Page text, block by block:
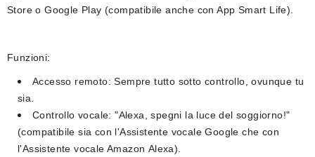
Store o Google Play (compatibile anche con App Smart Life).
Funzioni:
Accesso remoto: Sempre tutto sotto controllo, ovunque tu
sia.
Controllo vocale: "Alexa, spegni la luce del soggiorno!"
(compatibile sia con l'Assistente vocale Google che con
l'Assistente vocale Amazon Alexa).